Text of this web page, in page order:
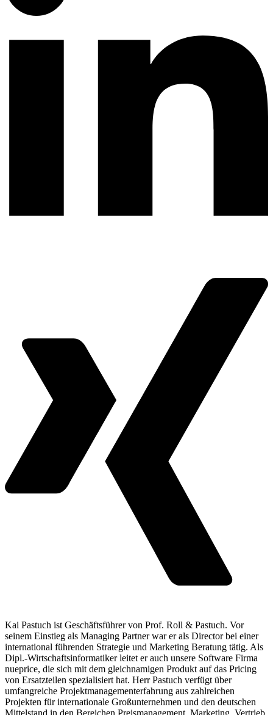
Kai Pastuch ist Geschäftsführer von Prof. Roll & Pastuch. Vor
seinem Einstieg als Managing Partner war er als Director bei einer
international führenden Strategie und Marketing Beratung tätig. Als
Dipl.-Wirtschaftsinformatiker leitet er auch unsere Software Firma
nueprice, die sich mit dem gleichnamigen Produkt auf das Pricing
von Ersatzteilen spezialisiert hat. Herr Pastuch verfügt über
umfangreiche Projektmanagementerfahrung aus zahlreichen
Projekten für internationale Großunternehmen und den deutschen